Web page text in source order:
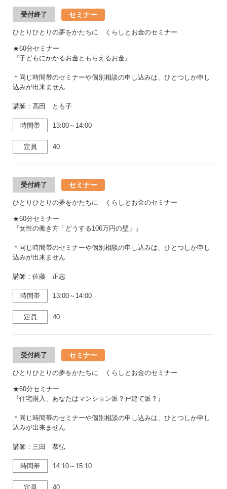
受付終了 セミナー
ひとりひとりの夢をかたちに くらしとお金のセミナー
★60分セミナー
『子どもにかかるお金ともらえるお金』
＊同じ時間帯のセミナーや個別相談の申し込みは、ひとつしか申し
込みが出来ません
講師：高田 とも子
時間帯 13:00～14:00
定員 40
受付終了 セミナー
ひとりひとりの夢をかたちに くらしとお金のセミナー
★60分セミナー
『女性の働き方「どうする106万円の壁」』
＊同じ時間帯のセミナーや個別相談の申し込みは、ひとつしか申し
込みが出来ません
講師：佐藤 正志
時間帯 13:00～14:00
定員 40
受付終了 セミナー
ひとりひとりの夢をかたちに くらしとお金のセミナー
★60分セミナー
『住宅購入、あなたはマンション派？戸建て派？』
＊同じ時間帯のセミナーや個別相談の申し込みは、ひとつしか申し
込みが出来ません
講師：三田 恭弘
時間帯 14:10～15:10
定員 40